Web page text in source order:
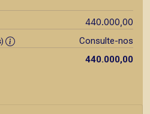
440.000,00
Consulte-nos
440.000,00